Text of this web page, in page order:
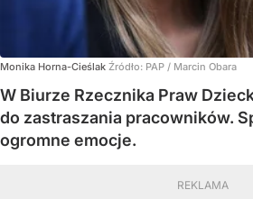
Monika Horna-Cieślak Źródło: PAP / Marcin Obara
W Biurze Rzecznika Praw
do zastraszania pracowników.
ogromne emocje.